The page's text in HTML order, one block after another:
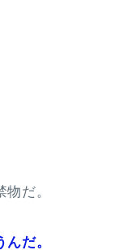
だ。
だ。